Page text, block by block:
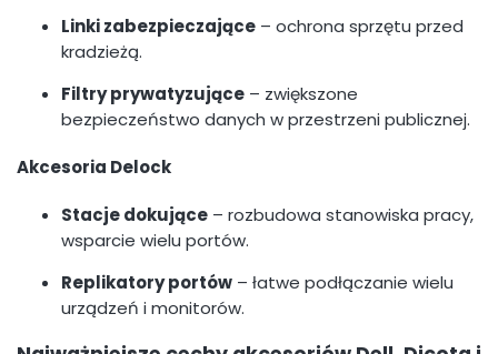
Linki zabezpieczające – ochrona sprzętu przed
kradzieżą.
Filtry prywatyzujące – zwiększone
bezpieczeństwo danych w przestrzeni publicznej.
Akcesoria Delock
Stacje dokujące – rozbudowa stanowiska pracy,
wsparcie wielu portów.
Replikatory portów – łatwe podłączanie wielu
urządzeń i monitorów.